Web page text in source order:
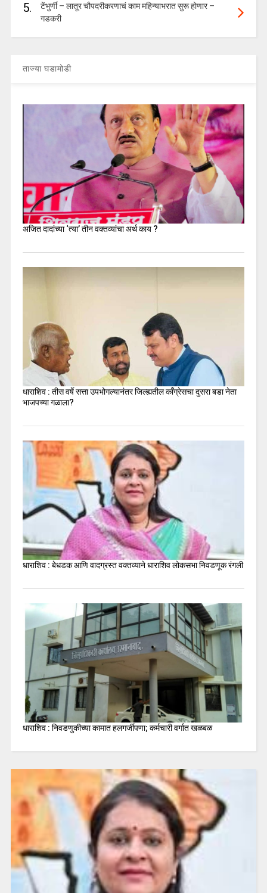
5.
टेंभुर्णी – लातूर चौपदरीकरणाचं काम महिन्याभरात सुरू होणार –
गडकरी
ताज्या घडामोडी
अजित दादांच्या ‘त्या’ तीन वक्तव्यांचा अर्थ काय ?
धाराशिव : तीस वर्षे सत्ता उपभोगल्यानंतर जिल्ह्यतील कॉंग्रेसचा दुसरा बडा नेता
भाजपच्या गळाला?
धाराशिव : बेधडक आणि वादग्रस्त वक्तव्याने धाराशिव लोकसभा निवडणूक रंगली
धाराशिव : निवडणुकीच्या कामात हलगर्जीपणा; कर्मचारी वर्गात खळबळ